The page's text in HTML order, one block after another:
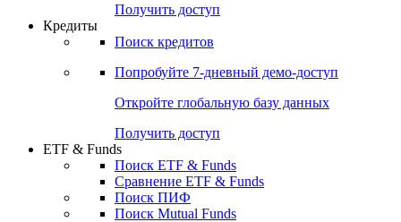
Получить доступ
Кредиты
Поиск кредитов
Попробуйте 7-дневный демо-доступ
Откройте глобальную базу данных
Получить доступ
ETF & Funds
Поиск ETF & Funds
Сравнение ETF & Funds
Поиск ПИФ
Поиск Mutual Funds